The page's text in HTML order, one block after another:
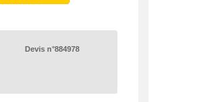
Devis n°884978